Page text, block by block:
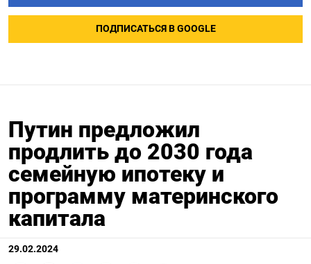
ПОДПИСАТЬСЯ В GOOGLE
Путин предложил
продлить до 2030 года
семейную ипотеку и
программу материнского
капитала
29.02.2024